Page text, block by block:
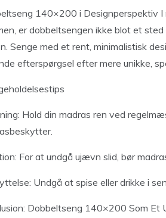
140×200 i Designperspektiv
er dobbeltsengen ikke blot et
Senge med et rent, minimalistisk
efterspørgsel efter mere unikke,
Hold din madras ren ved
For at undgå ujævn slid, bør
Undgå at spise eller drikke i
Dobbeltseng 140×200 Som